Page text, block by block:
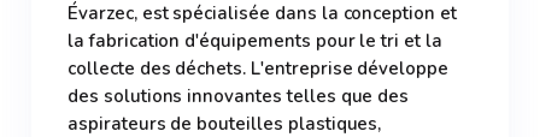
Évarzec, est spécialisée dans la conception et
la fabrication d'équipements pour le tri et la
collecte des déchets. L'entreprise développe
des solutions innovantes telles que des
aspirateurs de bouteilles plastiques,